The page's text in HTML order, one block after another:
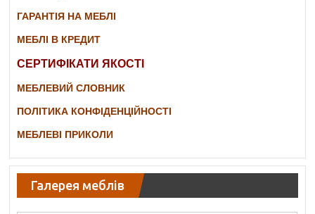
ГАРАНТІЯ НА МЕБЛІ
МЕБЛІ В КРЕДИТ
СЕРТИФІКАТИ ЯКОСТІ
МЕБЛЕВИЙ СЛОВНИК
ПОЛІТИКА КОНФІДЕНЦІЙНОСТІ
МЕБЛЕВІ ПРИКОЛИ
Галерея меблів